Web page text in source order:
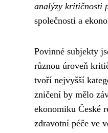
analýzy kritičnosti
společnosti a
Povinné subjekty
různou úroveň
tvoří nejvyšší
zničení by mělo
ekonomiku České
zdravotní péče ve